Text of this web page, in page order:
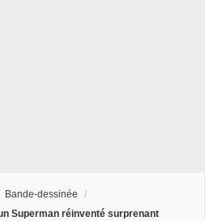
Bande-dessinée
/
Superman réinventé surprenant